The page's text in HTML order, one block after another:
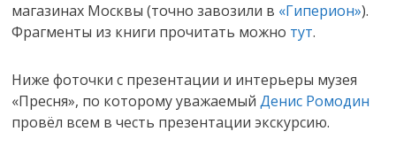
магазинах Москвы (точно завозили в «Гиперион»).
Фрагменты из книги прочитать можно тут.
Ниже фоточки с презентации и интерьеры музея
«Пресня», по которому уважаемыйДенис Ромодин
провёл всем в честь презентации экскурсию.